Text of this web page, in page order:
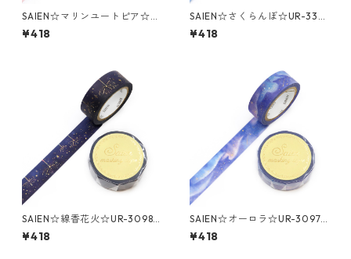
SAIEN☆マリンユートピア☆U
R-3096☆金箔☆マスキングテ
ープ
¥418
SAIEN☆さくらんぼ☆UR-330
2☆金箔☆マスキングテープ
¥418
SAIEN☆線香花火☆UR-3098
☆金箔☆マスキングテープ
¥418
SAIEN☆オーロラ☆UR-3097
☆金箔☆マスキングテープ
¥418